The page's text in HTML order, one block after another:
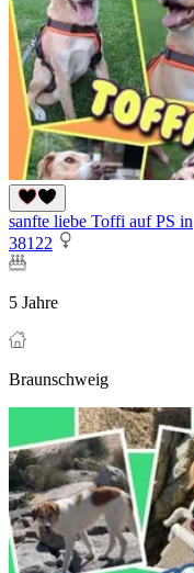
sanfte liebe Toffi auf PS in
38122
5 Jahre
Braunschweig